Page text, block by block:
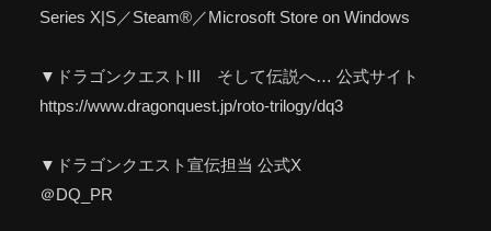
Series X|S／Steam®／Microsoft Store on Windows
▼ドラゴンクエストIII そして伝説へ… 公式サイト
https://www.dragonquest.jp/roto-trilogy/dq3
▼ドラゴンクエスト宣伝担当 公式X
＠DQ_PR